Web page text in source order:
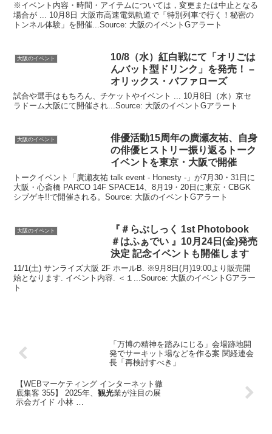
※イベント内容・時間・アイテムについては，変更または中止となる
場合が ... 10月8日 大阪市高速電気軌道で「特別列車で行く！秘密の
トンネル体験」を開催...Source: 大阪のイベントGアラート
大阪のイベント
10/8（水）紅白戦にて「オリごは
んバット型ドリンク」を発売！ –
オリックス・バファローズ
試合や選手はもちろん、チケットやイベント ... 10月8日（水）京セ
ラドーム大阪にて開催され...Source: 大阪のイベントGアラート
大阪のイベント
俳優活動15周年の廣瀬友祐、自身
の俳優ヒストリー振り返るトーク
イベント を東京・ 大阪で開催
トークイベント「廣瀬友祐 talk event - Honesty -」が7月30・31日に
大阪・心斎橋 PARCO 14F SPACE14、8月19・20日に東京・CBGK
シブゲキ!!で開催される。Source: 大阪のイベントGアラート
大阪のイベント
『＃らぶしっく 1st Photobook
＃はふぁでい 』10月24日(金)発売
決定 記念イベント も開催します
11/1(土) サンライズ大阪 2F ホールB. ※9月8日(月)19:00より販売開
始となります. イベント内容. ＜１...Source: 大阪のイベントGアラー
ト
「万博の精神を踏みにじる」会場跡地開
発でサーキット場などを作る案 関経連会
長「再検討すべき」
【WEBマーケティング インターネット徹
底集客 355】 2025年、 観光業が注目の展
示会ガイド 小林 …